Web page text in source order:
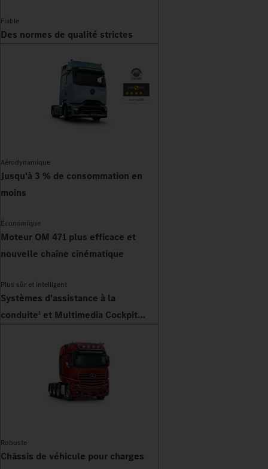
Fiable
Des normes de qualité strictes
Aérodynamique
Jusqu'à 3 % de consommation en
moins
Économique
Moteur OM 471 plus efficace et
nouvelle chaîne cinématique
Plus sûr et intelligent
Systèmes d'assistance à la
conduite1 et Multimedia Cockpit
Robuste
Châssis de véhicule pour charges